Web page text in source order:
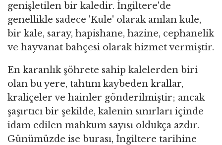
genişletilen bir kaledir. İngiltere'de
genellikle sadece 'Kule' olarak anılan kule,
bir kale, saray, hapishane, hazine, cephanelik
ve hayvanat bahçesi olarak hizmet vermiştir.
En karanlık şöhrete sahip kalelerden biri
olan bu yere, tahtını kaybeden krallar,
kraliçeler ve hainler gönderilmiştir; ancak
şaşırtıcı bir şekilde, kalenin sınırları içinde
idam edilen mahkum sayısı oldukça azdır.
Günümüzde ise burası, İngiltere tarihine